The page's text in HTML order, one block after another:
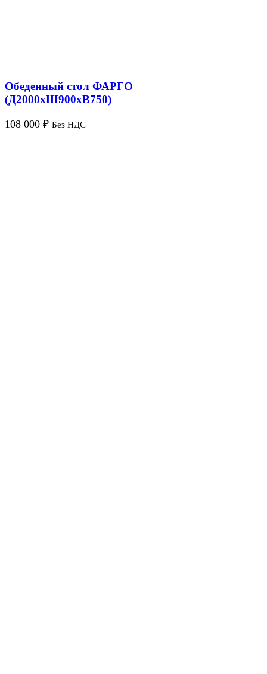
Обеденный стол ФАРГО
(Д2000хШ900хВ750)
108 000 ₽ Без НДС